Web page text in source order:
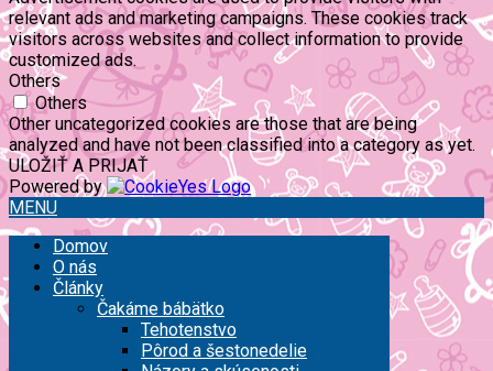
relevant ads and marketing campaigns. These cookies track
visitors across websites and collect information to provide
customized ads.
Others
Others
Other uncategorized cookies are those that are being
analyzed and have not been classified into a category as yet.
ULOŽIŤ A PRIJAŤ
Powered by
MENU
Domov
O nás
Články
Čakáme bábätko
Tehotenstvo
Pôrod a šestonedelie